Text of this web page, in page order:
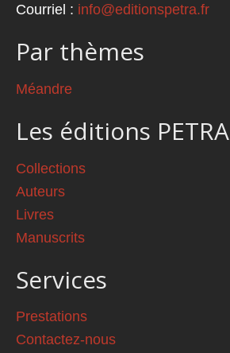
Courriel : info@editionspetra.fr
Par thèmes
Méandre
Les éditions PETRA
Collections
Auteurs
Livres
Manuscrits
Services
Prestations
Contactez-nous